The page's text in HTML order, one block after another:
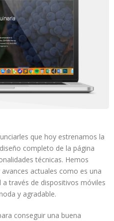
que hoy estrenamos la
completo de la página
técnicas. Hemos
actuales como es una
a través de dispositivos móviles
y agradable.
conseguir una buena